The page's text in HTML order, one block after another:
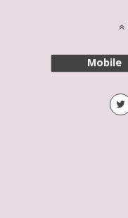
Mobile